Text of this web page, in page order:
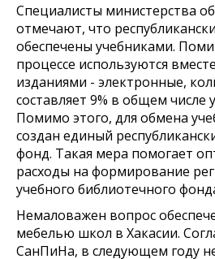
Специалисты министерства
отмечают, что
обеспечены учебниками.
процессе используются
изданиями - электронные,
составляет 9% в общем числе
Помимо этого, для обмена
создан единый
фонд. Такая мера помогает
расходы на формирование
учебного библиотечного
Немаловажен вопрос
мебелью школ в Хакасии.
СанПиНа, в следующем году